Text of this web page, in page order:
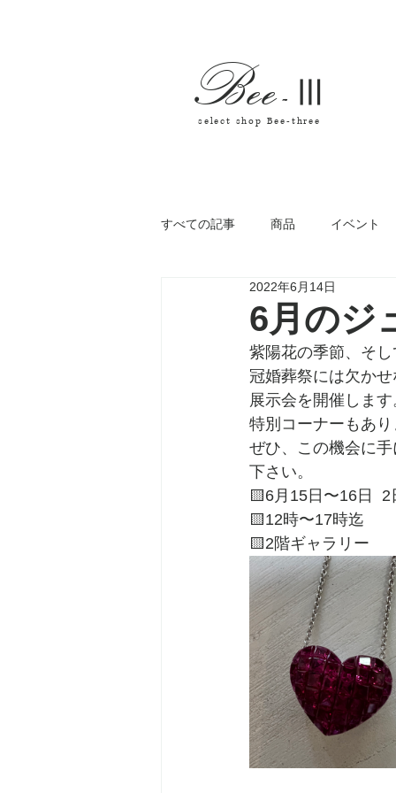
Bee- Ⅲ
select shop Bee-three
すべての記事 商品 イベント
6月のジ
2022年6月14日
紫陽花の季節、そ
冠婚葬祭には欠か
展示会を開催します
特別コーナーもあ
ぜひ、この機会に
下さい。
🟨6月15日〜16日  2
🟨12時〜17時迄
🟨2階ギャラリー